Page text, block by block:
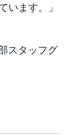
います。」
スタッフグ